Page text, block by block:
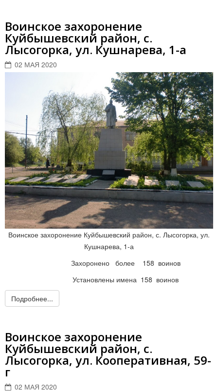
Воинское захоронение
Куйбышевский район, с.
Лысогорка, ул. Кушнарева, 1-а
02 МАЯ 2020
Воинское захоронение Куйбышевский район, с. Лысогорка, ул.
Кушнарева, 1-а
Захоронено более 158 воинов
Установлены имена 158 воинов
Подробнее...
Воинское захоронение
Куйбышевский район, с.
Лысогорка, ул. Кооперативная, 59-
г
02 МАЯ 2020